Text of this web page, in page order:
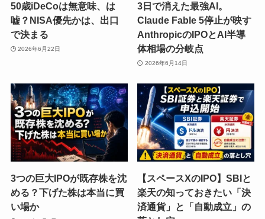
50歳iDeCoは無意味、は
嘘？NISA優先かは、出口
で決まる
2026年6月22日
3日で消えた最強AI。
Claude Fable 5停止が映す
AnthropicのIPOとAI半導
体相場の分岐点
2026年6月14日
3つの巨大IPOが既存株を沈
める？下げた株は本当に買
い場か
【スペースXのIPO】SBIと
楽天の知っておきたい「決
済通貨」と「自動成立」の